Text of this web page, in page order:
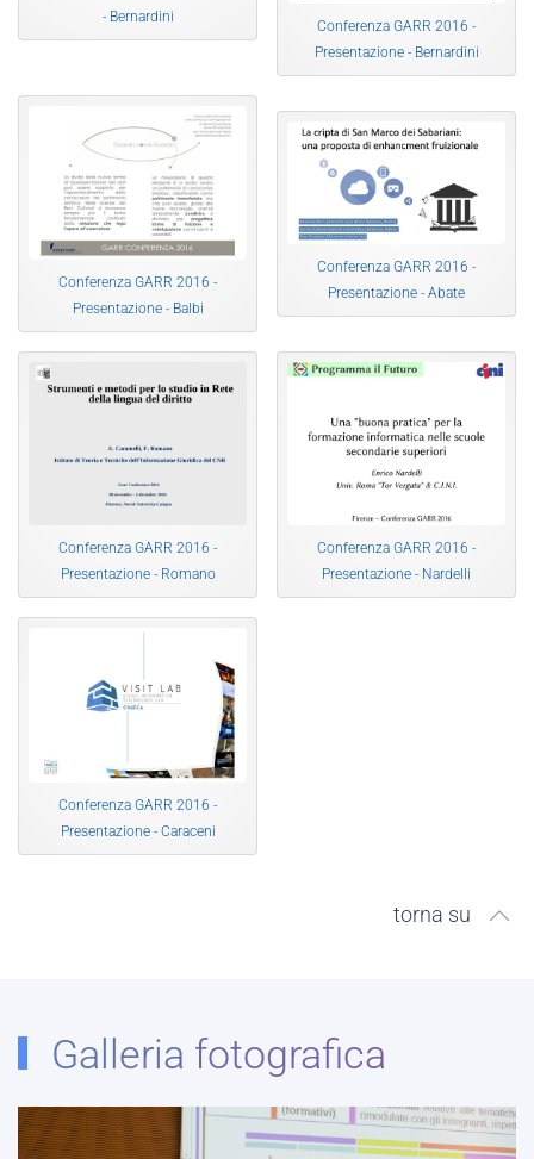
- Bernardini
Conferenza GARR 2016 -
Presentazione - Bernardini
Conferenza GARR 2016 -
Presentazione - Balbi
Conferenza GARR 2016 -
Presentazione - Abate
Conferenza GARR 2016 -
Presentazione - Romano
Conferenza GARR 2016 -
Presentazione - Nardelli
Conferenza GARR 2016 -
Presentazione - Caraceni
torna su
Galleria fotografica